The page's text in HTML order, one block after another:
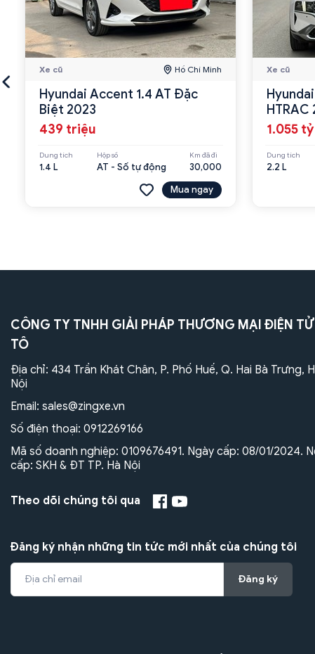
Xe cũ Hồ Chí Minh
Hyundai Accent 1.4 AT Đặc
Biệt 2023
439 triệu
Dung tích
1.4 L
Hộp số
AT - Số tự động
Km đã đi
30,000
Mua ngay
Xe cũ
HTRAC
1.055 tỷ
Dung tích
2.2 L
CÔNG TY TNHH GIẢI PHÁP THƯƠNG MẠI ĐIỆN
TÔ
Địa chỉ: 434 Trần Khát Chân, P. Phố Huế, Q. Hai Bà Trưng,
Nội
Email: sales@zingxe.vn
Số điện thoại: 0912269166
Mã số doanh nghiệp: 0109676491. Ngày cấp: 08/01/2024.
cấp: SKH & ĐT TP. Hà Nội
Theo dõi chúng tôi qua
Đăng ký nhận những tin tức mới nhất của chúng tôi
Đăng ký